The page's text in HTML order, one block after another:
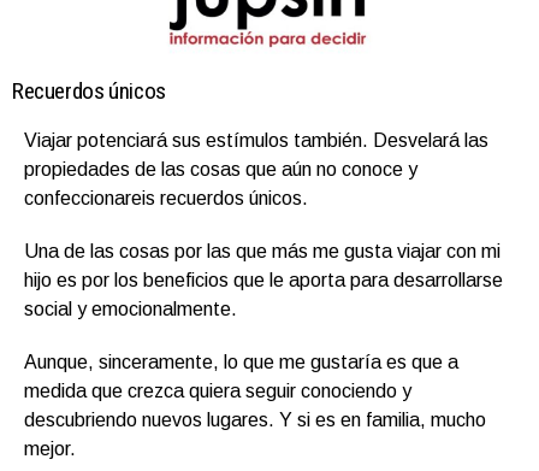
Recuerdos únicos
Viajar potenciará sus estímulos también. Desvelará las
propiedades de las cosas que aún no conoce y
confeccionareis recuerdos únicos.
Una de las cosas por las que más me gusta viajar con mi
hijo es por los beneficios que le aporta para desarrollarse
social y emocionalmente.
Aunque, sinceramente, lo que me gustaría es que a
medida que crezca quiera seguir conociendo y
descubriendo nuevos lugares. Y si es en familia, mucho
mejor.